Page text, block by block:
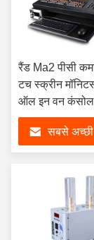
रैंड Ma2 पीसी
टच स्क्रीन
ऑल इन वन
फैडर विंग
सबसे अच्छी